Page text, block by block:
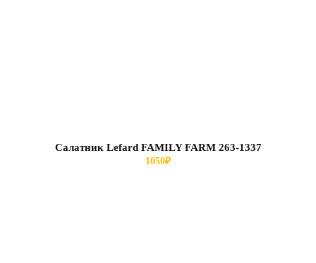
Салатник Lefard FAMILY FARM 263-1337
1050₽